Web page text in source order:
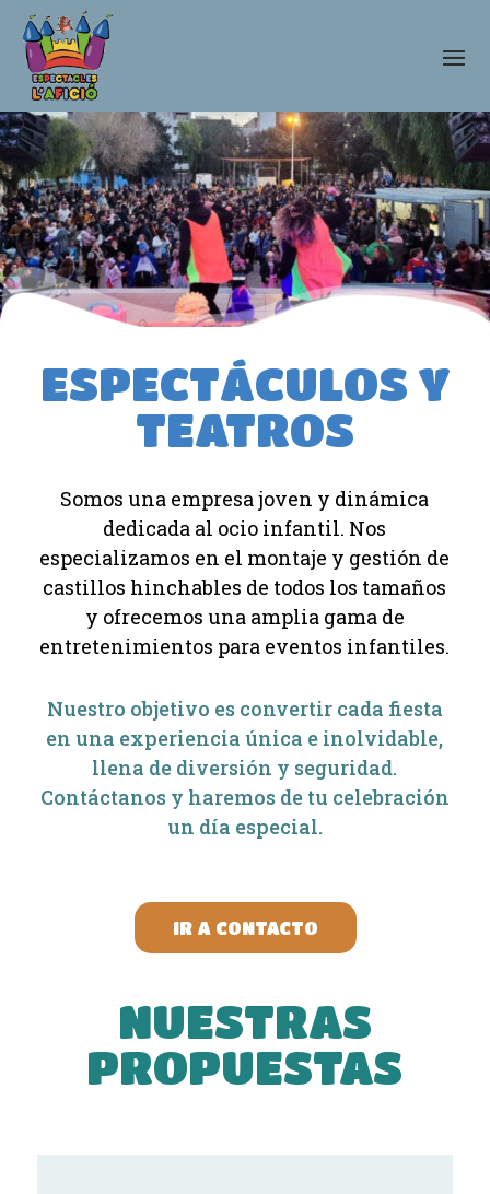
ESPECTÁCULOS Y
TEATROS
Somos una empresa joven y dinámica
dedicada al ocio infantil. Nos
especializamos en el montaje y gestión de
castillos hinchables de todos los tamaños
y ofrecemos una amplia gama de
entretenimientos para eventos infantiles.
Nuestro objetivo es convertir cada fiesta
en una experiencia única e inolvidable,
llena de diversión y seguridad.
Contáctanos y haremos de tu celebración
un día especial.
IR A CONTACTO
NUESTRAS
PROPUESTAS